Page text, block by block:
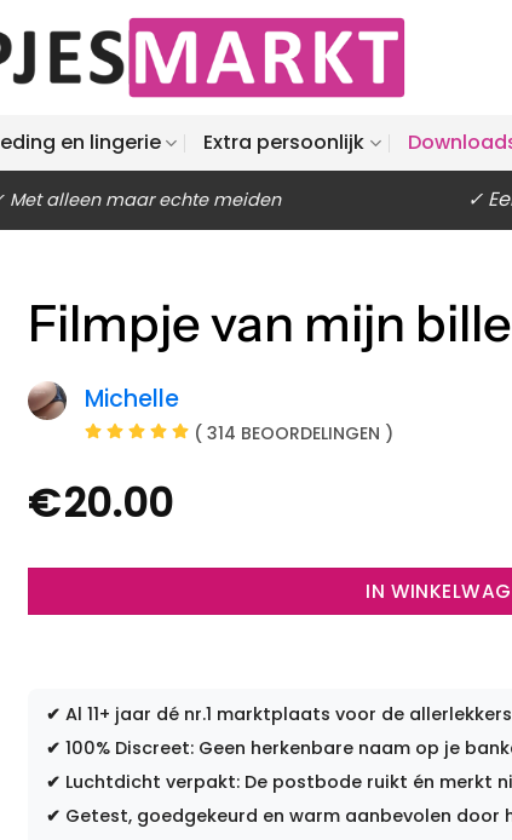
en lingerie Extra persoonlijk
Met alleen maar echte meiden ✓
Filmpje van mijn
Michelle
( 314 BEOORDELINGEN )
€20.00
IN
✔ Al 11+ jaar dé nr.1 marktplaats voor de
✔ 100% Discreet: Geen herkenbare naam op je
✔ Luchtdicht verpakt: De postbode ruikt én merkt
✔ Getest, goedgekeurd en warm aanbevolen door